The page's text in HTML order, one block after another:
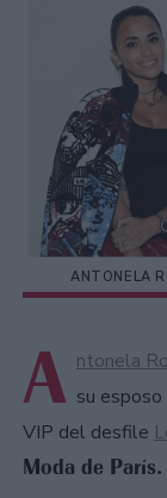
ANTONELA
A ntonela
su esposo
VIP del desfile
Moda de París.